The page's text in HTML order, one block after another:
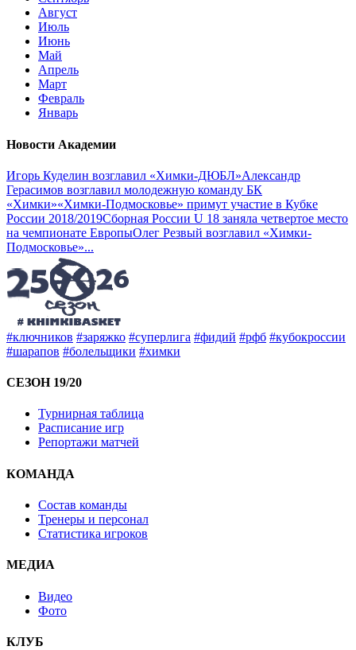
Август
Июль
Июнь
Май
Апрель
Март
Февраль
Январь
Новости Академии
Игорь Куделин возглавил «Химки-ДЮБЛ»Александр
Герасимов возглавил молодежную команду БК
«Химки»«Химки-Подмосковье» примут участие в Кубке
России 2018/2019Сборная России U 18 заняла четвертое место
на чемпионате ЕвропыОлег Резвый возглавил «Химки-
Подмосковье»...
#ключников #заряжко #суперлига #фидий #рфб #кубокроссии
#шарапов #болельщики #химки
СЕЗОН 19/20
Турнирная таблица
Расписание игр
Репортажи матчей
КОМАНДА
Состав команды
Тренеры и персонал
Статистика игроков
МЕДИА
Видео
Фото
КЛУБ